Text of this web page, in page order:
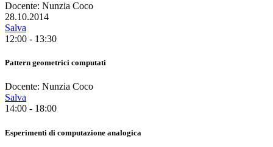
Docente: Nunzia Coco
28.10.2014
Salva
12:00 - 13:30
Pattern geometrici computati
Docente: Nunzia Coco
Salva
14:00 - 18:00
Esperimenti di computazione analogica